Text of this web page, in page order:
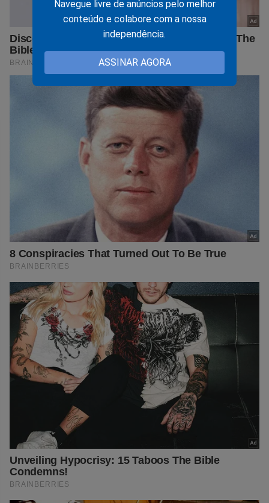
Navegue livre de anúncios pelo melhor
conteúdo e colabore com a nossa
independência.
ASSINAR AGORA